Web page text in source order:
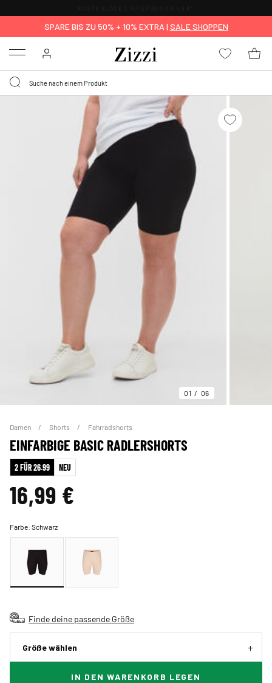
SPARE BIS ZU 50% + 10% EXTRA | SALE SHOPPEN
Menu
01 06
Damen Shorts Fahrradshorts
EINFARBIGE BASIC RADLERSHORTS
2 FÜR 26.99 NEU
16,99 €
Farbe:Schwarz
Finde deine passende Größe
Größe wählen
IN DEN WARENKORB LEGEN